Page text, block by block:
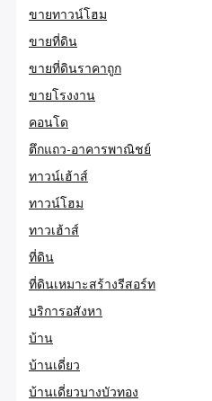
ขายทาวน์โฮม
ขายที่ดิน
ขายที่ดินราคาถูก
ขายโรงงาน
คอนโด
ตึกแถว-อาคารพาณิชย์
ทาวน์เฮ้าส์
ทาวน์โฮม
ทาวเฮ้าส์
ที่ดิน
ที่ดินเหมาะสร้างรีสอร์ท
บริการอสังหา
บ้าน
บ้านเดี่ยว
บ้านเดี่ยวบางบัวทอง